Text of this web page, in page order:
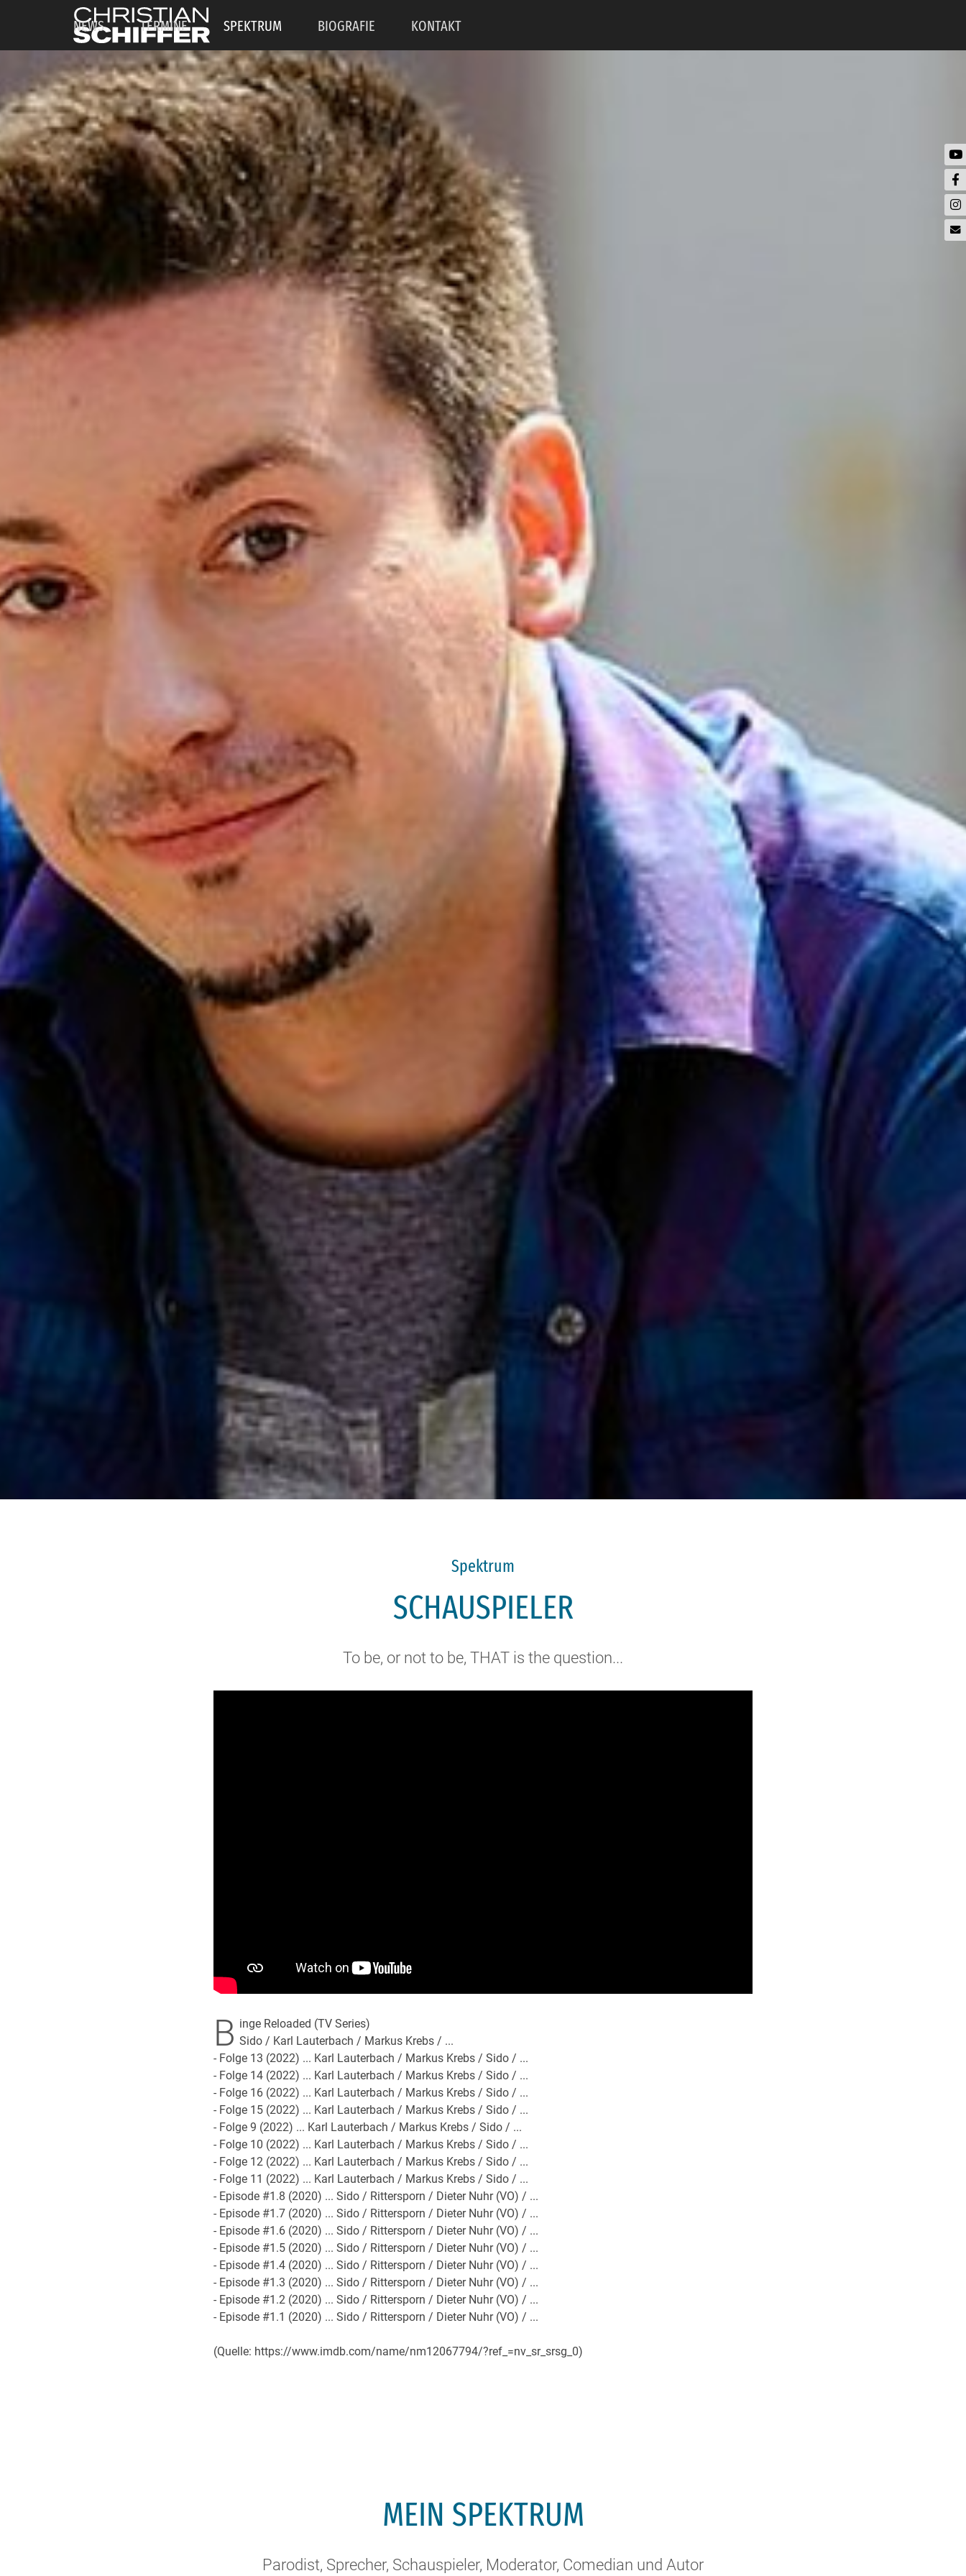
NEWS TERMINE SPEKTRUM BIOGRAFIE KONTAKT
Spektrum
SCHAUSPIELER
To be, or not to be, THAT is the question...
B inge Reloaded (TV Series)
Sido / Karl Lauterbach / Markus Krebs / ...
- Folge 13 (2022) ... Karl Lauterbach / Markus Krebs / Sido / ...
- Folge 14 (2022) ... Karl Lauterbach / Markus Krebs / Sido / ...
- Folge 16 (2022) ... Karl Lauterbach / Markus Krebs / Sido / ...
- Folge 15 (2022) ... Karl Lauterbach / Markus Krebs / Sido / ...
- Folge 9 (2022) ... Karl Lauterbach / Markus Krebs / Sido / ...
- Folge 10 (2022) ... Karl Lauterbach / Markus Krebs / Sido / ...
- Folge 12 (2022) ... Karl Lauterbach / Markus Krebs / Sido / ...
- Folge 11 (2022) ... Karl Lauterbach / Markus Krebs / Sido / ...
- Episode #1.8 (2020) ... Sido / Rittersporn / Dieter Nuhr (VO) / ...
- Episode #1.7 (2020) ... Sido / Rittersporn / Dieter Nuhr (VO) / ...
- Episode #1.6 (2020) ... Sido / Rittersporn / Dieter Nuhr (VO) / ...
- Episode #1.5 (2020) ... Sido / Rittersporn / Dieter Nuhr (VO) / ...
- Episode #1.4 (2020) ... Sido / Rittersporn / Dieter Nuhr (VO) / ...
- Episode #1.3 (2020) ... Sido / Rittersporn / Dieter Nuhr (VO) / ...
- Episode #1.2 (2020) ... Sido / Rittersporn / Dieter Nuhr (VO) / ...
- Episode #1.1 (2020) ... Sido / Rittersporn / Dieter Nuhr (VO) / ...
(Quelle: https://www.imdb.com/name/nm12067794/?ref_=nv_sr_srsg_0)
MEIN SPEKTRUM
Parodist, Sprecher, Schauspieler, Moderator, Comedian und Autor